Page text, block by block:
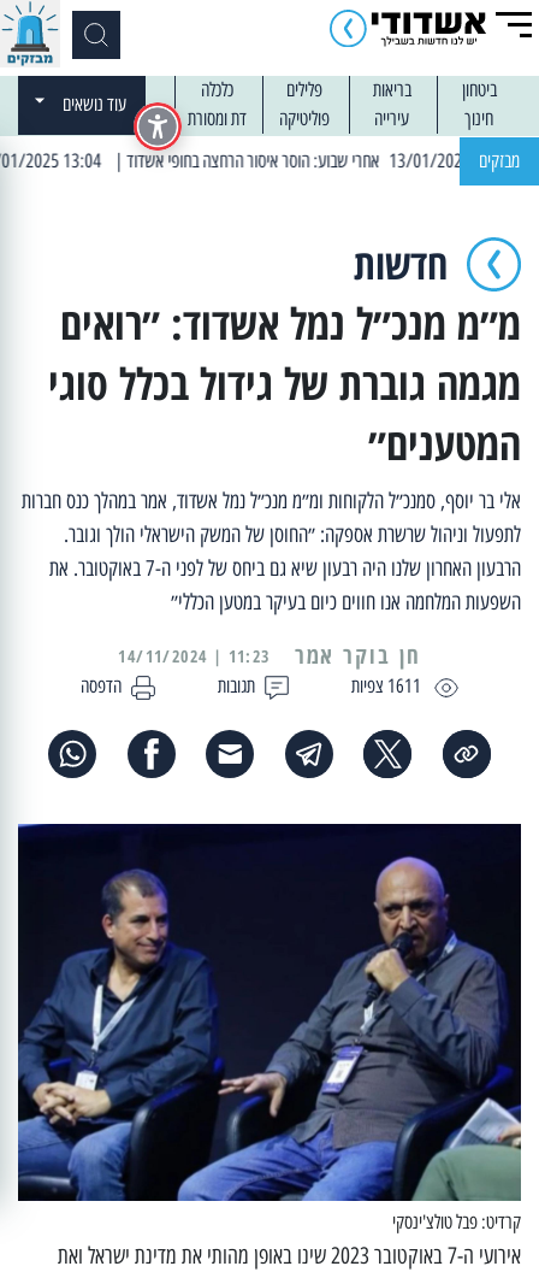
ביטחון בריאות פלילים
כלכלה
חינוך
עירייה פוליטיקה דת ומסורת
עוד נושאים
מבזקים | 13:04 14/01/2025 עובדים בלילות: עבודות קרצוף וריבוד אספלט
חדשות
מ״מ מנכ״ל נמל אשדוד: ״רואים
מגמה גוברת של גידול בכלל סוגי
המטענים״
אלי בר יוסף, סמנכ״ל הלקוחות ומ״מ מנכ״ל נמל אשדוד, אמר במהלך כנס חברות
לתפעול וניהול שרשרת אספקה: ״החוסן של המשק הישראלי הולך וגובר.
הרבעון האחרון שלנו היה רבעון שיא גם ביחס של לפני ה-7 באוקטובר. את
השפעות המלחמה אנו חווים כיום בעיקר במטען הכללי״
1611 צפיות תגובות הדפסה
11:23 | 14/11/2024
קרדיט: פבל טולצ'ינסקי
אירועי ה-7 באוקטובר 2023 שינו באופן מהותי את מדינת ישראל ואת